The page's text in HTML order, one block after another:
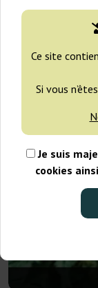
Ce site
Si vous
Je suis
cookies